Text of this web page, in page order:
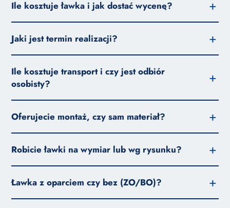
Ile kosztuje ławka i jak dostać wycenę?
Jaki jest termin realizacji?
Ile kosztuje transport i czy jest odbiór
osobisty?
Oferujecie montaż, czy sam materiał?
Robicie ławki na wymiar lub wg rysunku?
Ławka z oparciem czy bez (ZO/BO)?